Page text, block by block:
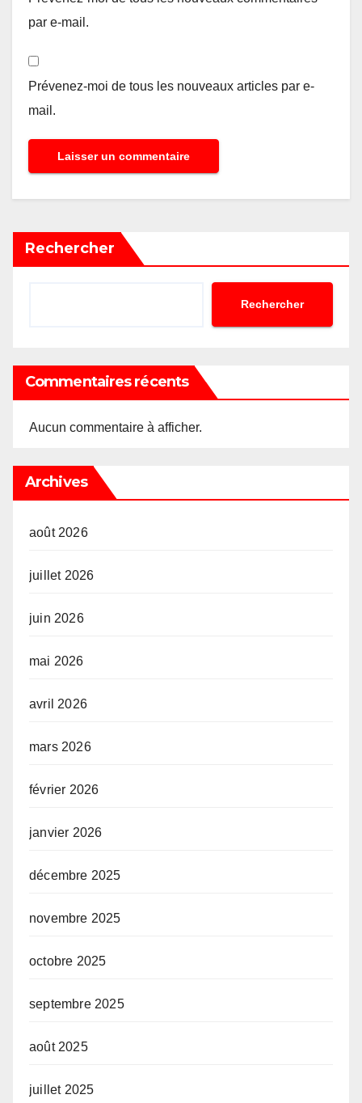
par e-mail.
Prévenez-moi de tous les nouveaux articles par e-
mail.
Rechercher
Rechercher
Commentaires récents
Aucun commentaire à afficher.
Archives
août 2026
juillet 2026
juin 2026
mai 2026
avril 2026
mars 2026
février 2026
janvier 2026
décembre 2025
novembre 2025
octobre 2025
septembre 2025
août 2025
juillet 2025